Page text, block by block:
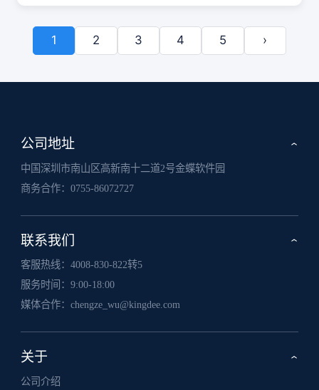
1 2 3 4 5 ›
公司地址 ›
中国深圳市南山区高新南十二道2号金蝶软件园
商务合作： 0755-86072727
联系我们 ›
客服热线： 4008-830-822转5
服务时间：9:00-18:00
媒体合作： chengze_wu@kingdee.com
关于 ›
公司介绍